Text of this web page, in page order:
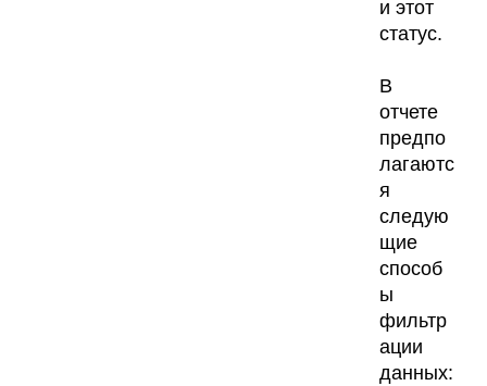
и этот
статус.
В
отчете
предпо
лагаютс
я
следую
щие
способ
ы
фильтр
ации
данных: